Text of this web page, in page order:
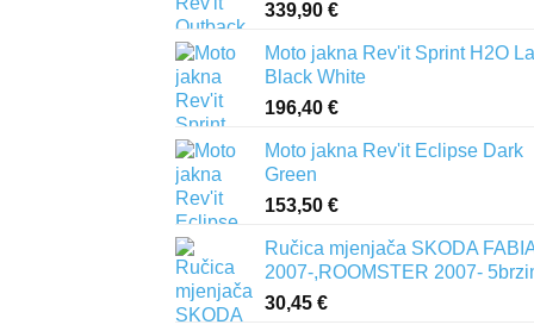
339,90 €
Moto jakna Rev'it Sprint H2O
Black White
196,40 €
Moto jakna Rev'it Eclipse Dark
Green
153,50 €
Ručica mjenjača SKODA FABIA
2007-,ROOMSTER 2007-
30,45 €